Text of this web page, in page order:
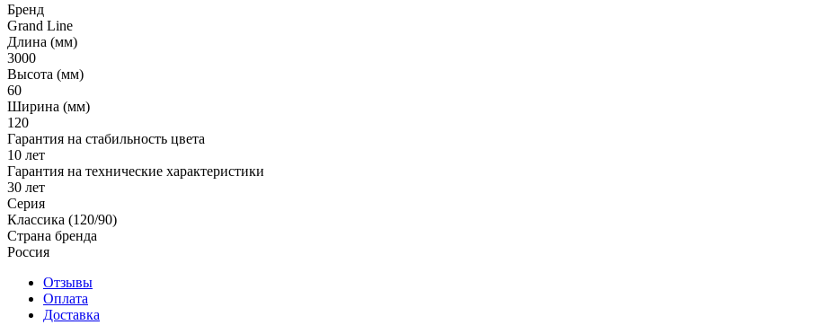
Бренд
Grand Line
Длина (мм)
3000
Высота (мм)
60
Ширина (мм)
120
Гарантия на стабильность цвета
10 лет
Гарантия на технические характеристики
30 лет
Серия
Классика (120/90)
Страна бренда
Россия
Отзывы
Оплата
Доставка